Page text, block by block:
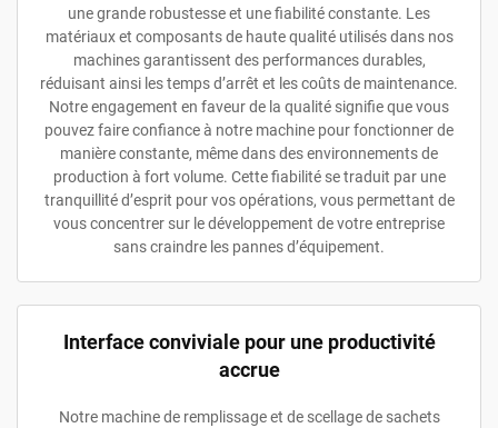
une grande robustesse et une fiabilité constante. Les
matériaux et composants de haute qualité utilisés dans nos
machines garantissent des performances durables,
réduisant ainsi les temps d’arrêt et les coûts de maintenance.
Notre engagement en faveur de la qualité signifie que vous
pouvez faire confiance à notre machine pour fonctionner de
manière constante, même dans des environnements de
production à fort volume. Cette fiabilité se traduit par une
tranquillité d’esprit pour vos opérations, vous permettant de
vous concentrer sur le développement de votre entreprise
sans craindre les pannes d’équipement.
Interface conviviale pour une productivité
accrue
Notre machine de remplissage et de scellage de sachets